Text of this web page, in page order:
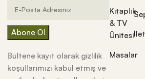
Bültene kayıt olarak gizlilik
koşullarımızı kabul etmiş ve
Kitaplık
& TV
Ünitesi
Masalar